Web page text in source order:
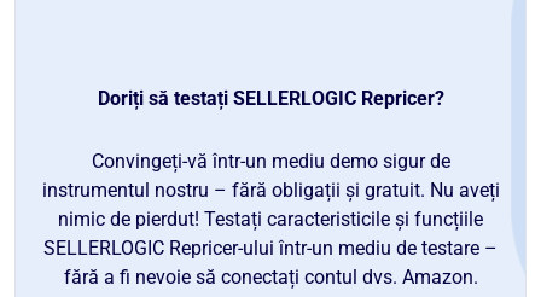
Doriți să testați SELLERLOGIC Repricer?
Convingeți-vă într-un mediu demo sigur de
instrumentul nostru – fără obligații și gratuit. Nu aveți
nimic de pierdut! Testați caracteristicile și funcțiile
SELLERLOGIC Repricer-ului într-un mediu de testare –
fără a fi nevoie să conectați contul dvs. Amazon.